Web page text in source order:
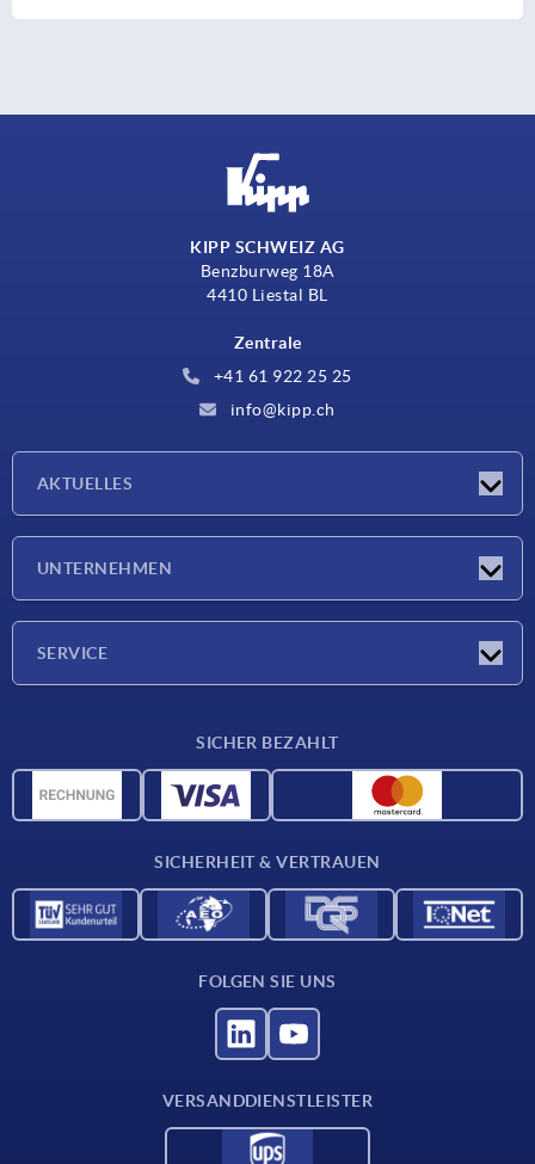
KIPP SCHWEIZ AG
Benzburweg 18A
4410 Liestal BL
Zentrale
+41 61 922 25 25
info@kipp.ch
AKTUELLES
UNTERNEHMEN
SERVICE
CAD-Daten
SICHER BEZAHLT
SICHERHEIT & VERTRAUEN
FOLGEN SIE UNS
VERSANDDIENSTLEISTER